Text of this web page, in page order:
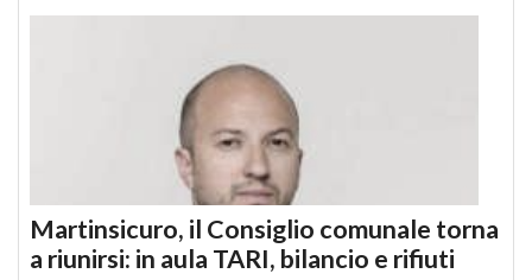
Martinsicuro, il Consiglio comunale torna
a riunirsi: in aula TARI, bilancio e rifiuti